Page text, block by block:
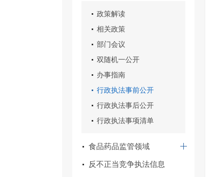
政策解读
相关政策
部门会议
双随机一公开
办事指南
行政执法事前公开
行政执法事后公开
行政执法事项清单
食品药品监管领域
反不正当竞争执法信息